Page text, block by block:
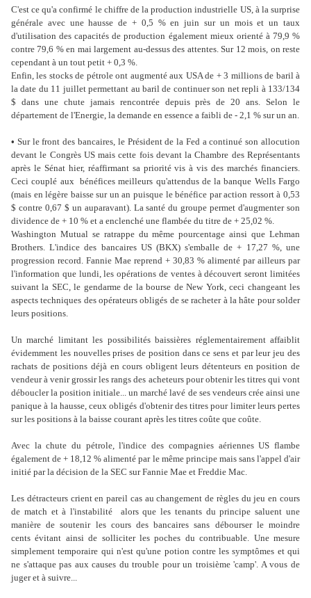
C'est ce qu'a confirmé le chiffre de la production industrielle US, à la surprise
générale avec une hausse de + 0,5 % en juin sur un mois et un taux
d'utilisation des capacités de production également mieux orienté à 79,9 %
contre 79,6 % en mai largement au-dessus des attentes. Sur 12 mois, on reste
cependant à un tout petit + 0,3 %.
Enfin, les stocks de pétrole ont augmenté aux USA de + 3 millions de baril à
la date du 11 juillet permettant au baril de continuer son net repli à 133/134
$ dans une chute jamais rencontrée depuis près de 20 ans. Selon le
département de l'Energie, la demande en essence a faibli de - 2,1 % sur un an.
• Sur le front des bancaires, le Président de la Fed a continué son allocution
devant le Congrès US mais cette fois devant la Chambre des Représentants
après le Sénat hier, réaffirmant sa priorité vis à vis des marchés financiers.
Ceci couplé aux bénéfices meilleurs qu'attendus de la banque Wells Fargo
(mais en légère baisse sur un an puisque le bénéfice par action ressort à 0,53
$ contre 0,67 $ un auparavant). La santé du groupe permet d'augmenter son
dividence de + 10 % et a enclenché une flambée du titre de + 25,02 %.
Washington Mutual se ratrappe du même pourcentage ainsi que Lehman
Brothers. L'indice des bancaires US (BKX) s'emballe de + 17,27 %, une
progression record. Fannie Mae reprend + 30,83 % alimenté par ailleurs par
l'information que lundi, les opérations de ventes à découvert seront limitées
suivant la SEC, le gendarme de la bourse de New York, ceci changeant les
aspects techniques des opérateurs obligés de se racheter à la hâte pour solder
leurs positions.
Un marché limitant les possibilités baissières réglementairement affaiblit
évidemment les nouvelles prises de position dans ce sens et par leur jeu des
rachats de positions déjà en cours obligent leurs détenteurs en position de
vendeur à venir grossir les rangs des acheteurs pour obtenir les titres qui vont
déboucler la position initiale... un marché lavé de ses vendeurs crée ainsi une
panique à la hausse, ceux obligés d'obtenir des titres pour limiter leurs pertes
sur les positions à la baisse courant après les titres coûte que coûte.
Avec la chute du pétrole, l'indice des compagnies aériennes US flambe
également de + 18,12 % alimenté par le même principe mais sans l'appel d'air
initié par la décision de la SEC sur Fannie Mae et Freddie Mac.
Les détracteurs crient en pareil cas au changement de règles du jeu en cours
de match et à l'instabilité alors que les tenants du principe saluent une
manière de soutenir les cours des bancaires sans débourser le moindre
cents évitant ainsi de solliciter les poches du contribuable. Une mesure
simplement temporaire qui n'est qu'une potion contre les symptômes et qui
ne s'attaque pas aux causes du trouble pour un troisième 'camp'. A vous de
juger et à suivre...